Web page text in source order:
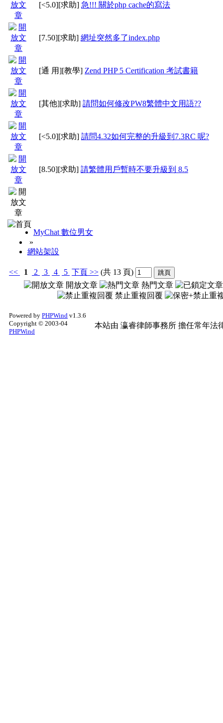
[<5.0][求助] 急!!! 關於php cache的寫法
[7.50][求助] 網址突然多了index.php
[通 用][教學] Zend PHP 5 Certification 考試書籍
[其他][求助] 請問如何修改PW8繁體中文用語??
[<5.0][求助] 請問4.32如何完整的升級到7.3RC 呢?
[8.50][求助] 請繁體用戶暫時不要升級到 8.5
MyChat 數位男女
»
網站架設
<< 1 2 3 4 5 下頁 >> (共 13 頁)
開放文章
熱門文章
禁止重複回覆
Powered by PHPWind v1.3.6
Copyright © 2003-04
PHPWind
本站由 瀛睿律師事務所 擔任常年法